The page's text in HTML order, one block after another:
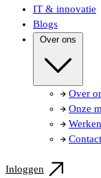
IT & innovatie
Blogs
Over ons
Over
Onze
Contact
Inloggen